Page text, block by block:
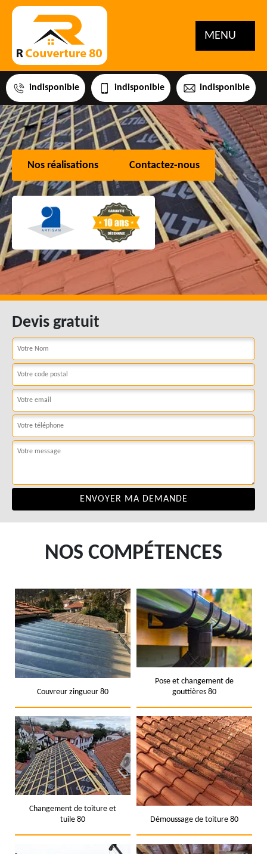
MENU
indisponible indisponible indisponible
Nos réalisations Contactez-nous
Devis gratuit
NOS COMPÉTENCES
Couvreur zingueur 80
Pose et changement de
gouttières 80
Changement de toiture et
tuile 80
Démoussage de toiture 80